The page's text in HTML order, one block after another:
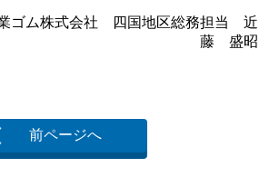
ゴム株式会社 四国地区総務担当 近
藤 盛昭
前ページへ